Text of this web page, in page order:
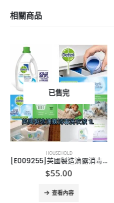
相關商品
已售完
HOUSEHOLD
[E009255]英國製造滴露消毒洗衣液 1L Dettol Laundry Cleaner
$55.00
查看內容